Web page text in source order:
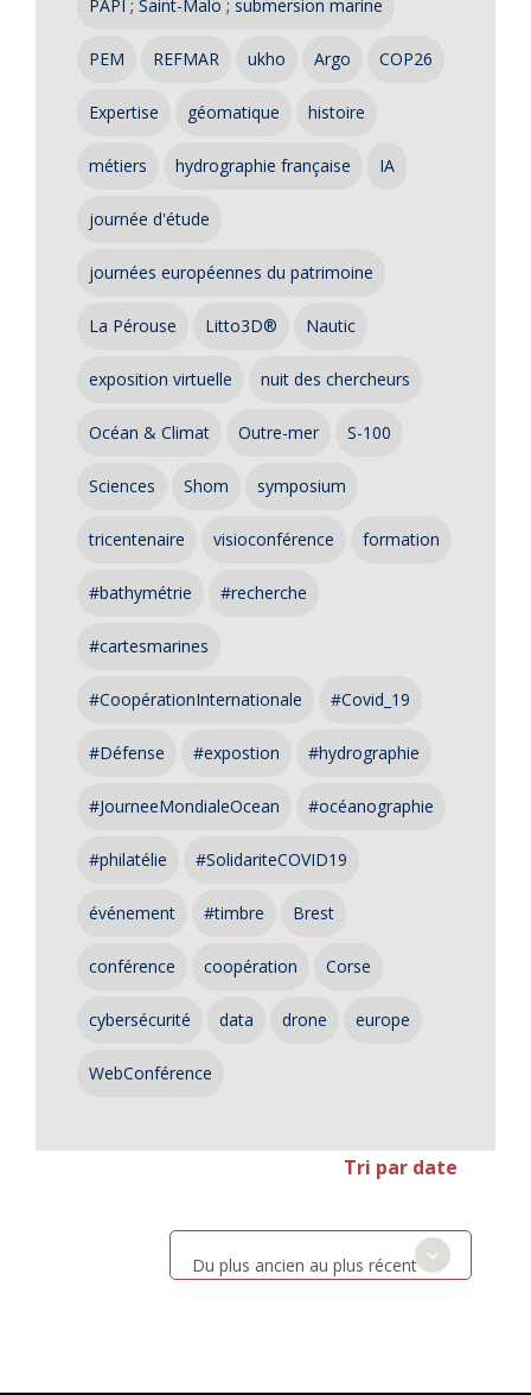
PAPI ; Saint-Malo ; submersion marine
PEM REFMAR ukho Argo COP26
Expertise géomatique histoire
métiers hydrographie française IA
journée d'étude
journées européennes du patrimoine
La Pérouse Litto3D® Nautic
exposition virtuelle nuit des chercheurs
Océan & Climat Outre-mer S-100
Sciences Shom symposium
tricentenaire visioconférence formation
#bathymétrie #recherche
#cartesmarines
#CoopérationInternationale #Covid_19
#Défense #expostion #hydrographie
#JourneeMondialeOcean #océanographie
#philatélie #SolidariteCOVID19
événement #timbre Brest
conférence coopération Corse
cybersécurité data drone europe
WebConférence
Tri par date
Du plus ancien au plus récent